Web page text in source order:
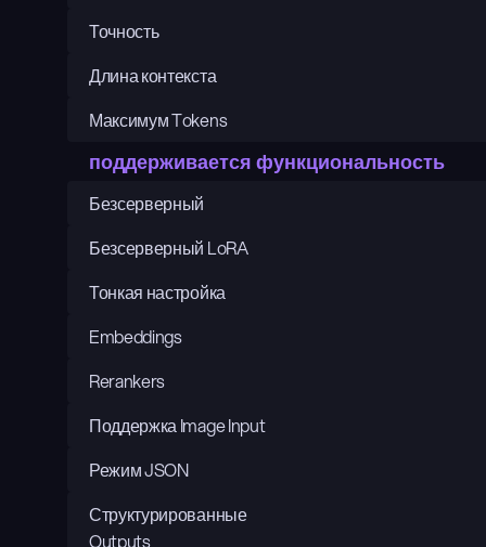
Точность
Длина контекста
Максимум Tokens
поддерживается функциональность
Безсерверный
Безсерверный LoRA
Тонкая настройка
Embeddings
Rerankers
Поддержка Image Input
Режим JSON
Структурированные
Outputs